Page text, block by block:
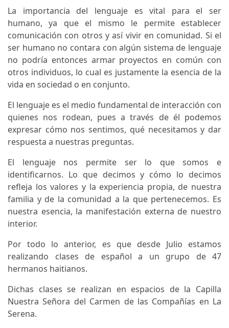
La importancia del lenguaje es vital para el ser
humano, ya que el mismo le permite establecer
comunicación con otros y así vivir en comunidad. Si el
ser humano no contara con algún sistema de lenguaje
no podría entonces armar proyectos en común con
otros individuos, lo cual es justamente la esencia de la
vida en sociedad o en conjunto.
El lenguaje es el medio fundamental de interacción con
quienes nos rodean, pues a través de él podemos
expresar cómo nos sentimos, qué necesitamos y dar
respuesta a nuestras preguntas.
El lenguaje nos permite ser lo que somos e
identificarnos. Lo que decimos y cómo lo decimos
refleja los valores y la experiencia propia, de nuestra
familia y de la comunidad a la que pertenecemos. Es
nuestra esencia, la manifestación externa de nuestro
interior.
Por todo lo anterior, es que desde Julio estamos
realizando clases de español a un grupo de 47
hermanos haitianos.
Dichas clases se realizan en espacios de la Capilla
Nuestra Señora del Carmen de las Compañías en La
Serena.